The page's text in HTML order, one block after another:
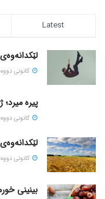
Latest
كانونی دووه‌م 19,
پیره
كانونی دووه‌م 16,
كانونی دووه‌م 20,
بینینی